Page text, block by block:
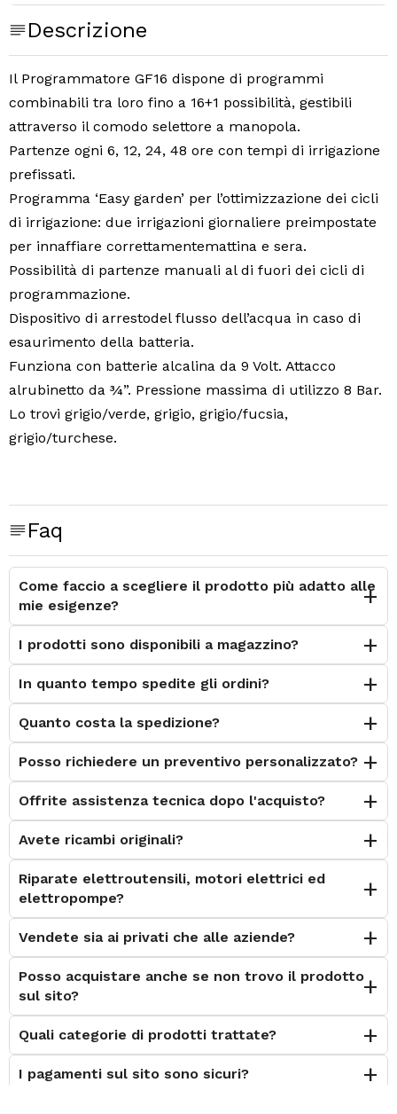
Descrizione
Il Programmatore GF16 dispone di programmi
combinabili tra loro fino a 16+1 possibilità, gestibili
attraverso il comodo selettore a manopola.
Partenze ogni 6, 12, 24, 48 ore con tempi di irrigazione
prefissati.
Programma ‘Easy garden’ per l’ottimizzazione dei cicli
di irrigazione: due irrigazioni giornaliere preimpostate
per innaffiare correttamentemattina e sera.
Possibilità di partenze manuali al di fuori dei cicli di
programmazione.
Dispositivo di arrestodel flusso dell’acqua in caso di
esaurimento della batteria.
Funziona con batterie alcalina da 9 Volt. Attacco
alrubinetto da ¾”. Pressione massima di utilizzo 8 Bar.
Lo trovi grigio/verde, grigio, grigio/fucsia,
grigio/turchese.
Faq
Come faccio a scegliere il prodotto più adatto alle
mie esigenze?
I prodotti sono disponibili a magazzino?
In quanto tempo spedite gli ordini?
Quanto costa la spedizione?
Posso richiedere un preventivo personalizzato?
Offrite assistenza tecnica dopo l'acquisto?
Avete ricambi originali?
Riparate elettroutensili, motori elettrici ed
elettropompe?
Vendete sia ai privati che alle aziende?
Posso acquistare anche se non trovo il prodotto
sul sito?
Quali categorie di prodotti trattate?
I pagamenti sul sito sono sicuri?